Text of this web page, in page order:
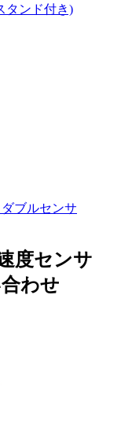
タンド付き)
ブルセンサ
度センサ
わせ